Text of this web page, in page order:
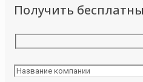
Получить